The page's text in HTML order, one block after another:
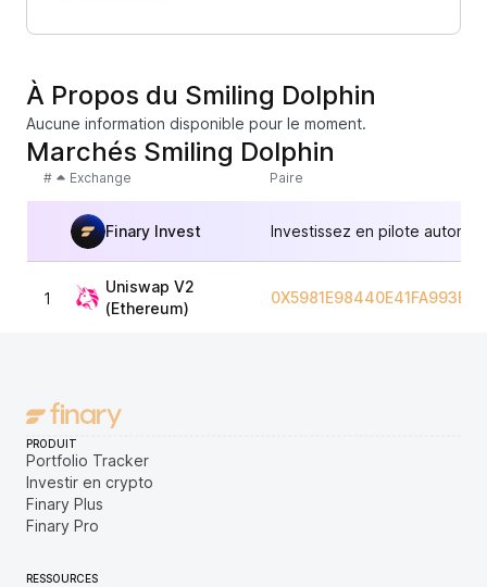
À Propos du Smiling Dolphin
Aucune information disponible pour le moment.
Marchés Smiling Dolphin
# Exchange Paire
Finary Invest Investissez en pilote
1
Uniswap V2
(Ethereum)
PRODUIT
Portfolio Tracker
Investir en crypto
Finary Plus
Finary Pro
RESSOURCES